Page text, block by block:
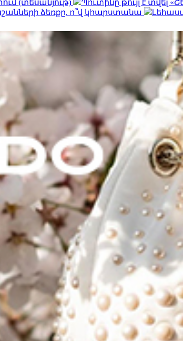
(տեսանյութ)
Պուտինը թույլ է
ձեռքը. ո՞վ կհարստանա